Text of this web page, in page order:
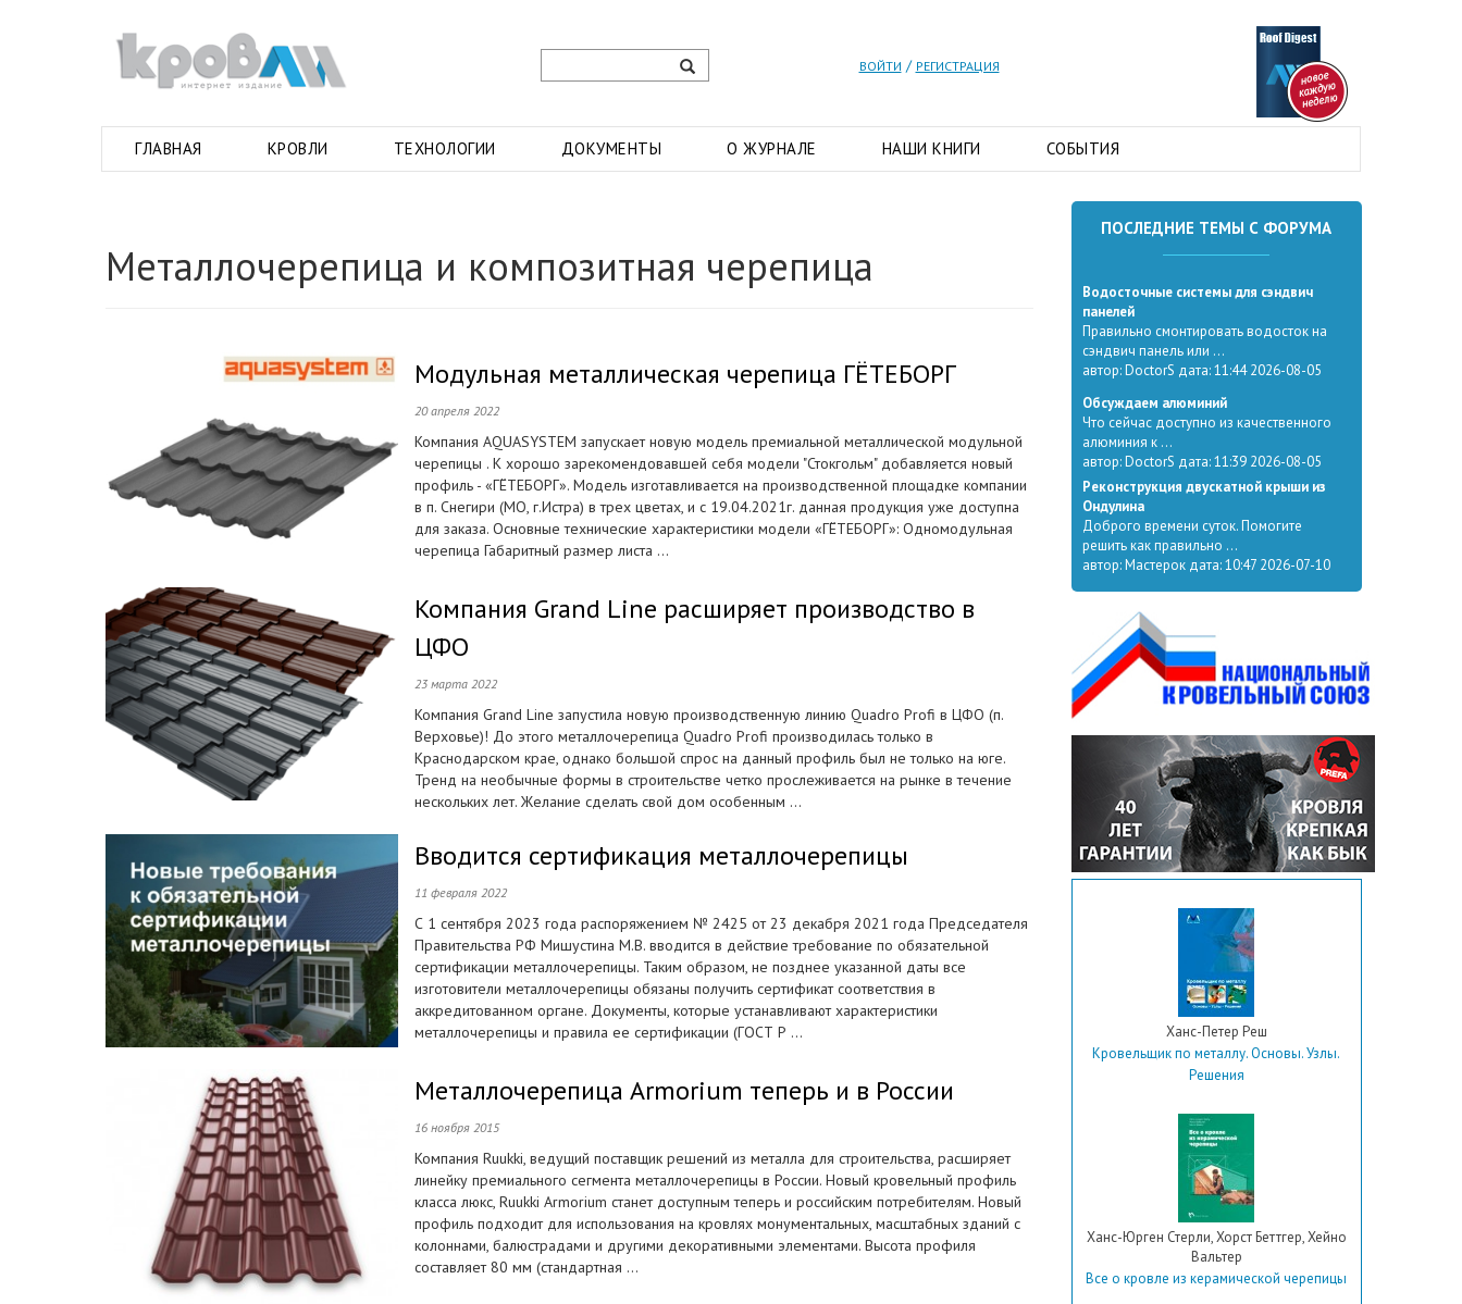
ВОЙТИ / РЕГИСТРАЦИЯ
ГЛАВНАЯ КРОВЛИ ТЕХНОЛОГИИ ДОКУМЕНТЫ О ЖУРНАЛЕ НАШИ КНИГИ СОБЫТИЯ
Металлочерепица и композитная черепица
Модульная металлическая черепица ГЁТЕБОРГ
20 апреля 2022
Компания AQUASYSTEM запускает новую модель премиальной металлической модульной
черепицы . К хорошо зарекомендовавшей себя модели "Стокгольм" добавляется новый
профиль - «ГЁТЕБОРГ». Модель изготавливается на производственной площадке компании
в п. Снегири (МО, г.Истра) в трех цветах, и с 19.04.2021г. данная продукция уже доступна
для заказа. Основные технические характеристики модели «ГЁТЕБОРГ»: Одномодульная
черепица Габаритный размер листа ...
Компания Grand Line расширяет производство в
ЦФО
23 марта 2022
Компания Grand Line запустила новую производственную линию Quadro Profi в ЦФО (п.
Верховье)! До этого металлочерепица Quadro Profi производилась только в
Краснодарском крае, однако большой спрос на данный профиль был не только на юге.
Тренд на необычные формы в строительстве четко прослеживается на рынке в течение
нескольких лет. Желание сделать свой дом особенным ...
Вводится сертификация металлочерепицы
11 февраля 2022
С 1 сентября 2023 года распоряжением № 2425 от 23 декабря 2021 года Председателя
Правительства РФ Мишустина М.В. вводится в действие требование по обязательной
сертификации металлочерепицы. Таким образом, не позднее указанной даты все
изготовители металлочерепицы обязаны получить сертификат соответствия в
аккредитованном органе. Документы, которые устанавливают характеристики
металлочерепицы и правила ее сертификации (ГОСТ Р ...
Металлочерепица Armorium теперь и в России
16 ноября 2015
Компания Ruukki, ведущий поставщик решений из металла для строительства, расширяет
линейку премиального сегмента металлочерепицы в России. Новый кровельный профиль
класса люкс, Ruukki Armorium станет доступным теперь и российским потребителям. Новый
профиль подходит для использования на кровлях монументальных, масштабных зданий с
колоннами, балюстрадами и другими декоративными элементами. Высота профиля
составляет 80 мм (стандартная ...
ПОСЛЕДНИЕ ТЕМЫ С ФОРУМА
Водосточные системы для сэндвич
панелей
Правильно смонтировать водосток на
сэндвич панель или ...
автор: DoctorS дата: 11:44 2026-08-05
Обсуждаем алюминий
Что сейчас доступно из качественного
алюминия к ...
автор: DoctorS дата: 11:39 2026-08-05
Реконструкция двускатной крыши из
Ондулина
Доброго времени суток. Помогите
решить как правильно ...
автор: Мастерок дата: 10:47 2026-07-10
Ханс-Петер Реш
Кровельщик по металлу. Основы. Узлы.
Решения
Ханс-Юрген Стерли, Хорст Беттгер, Хейно
Вальтер
Все о кровле из керамической черепицы